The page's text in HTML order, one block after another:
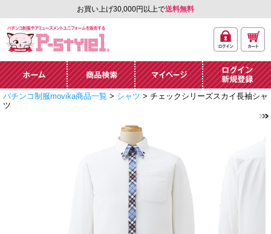
お買い上げ30,000円以上で送料無料
ーズメントユニフォー
ム通販「P-style 1」.
イン
ト
ホーム 商品検索 マイページ
ログイン・新規
パチンコ制服movika商品一覧 > シャツ > チェックシリーズスカイ長袖シャ
ツ